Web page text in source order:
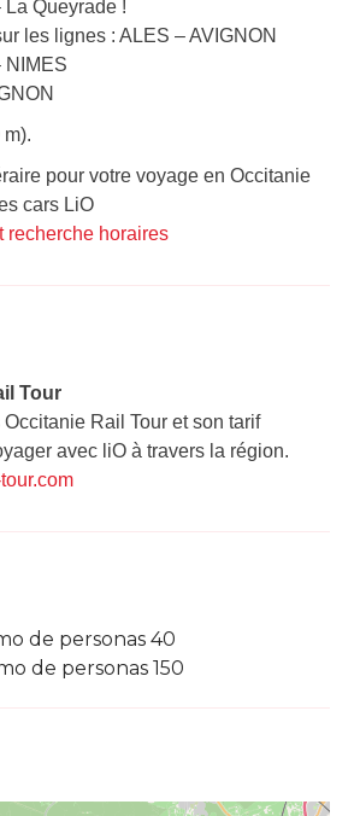
Queyrade !
les lignes : ALES – AVIGNON
NIMES
pour votre voyage en Occitanie
cars LiO
recherche horaires
Tour​
Rail Tour et son tarif
avec liO à travers la région.
de personas 40
de personas 150